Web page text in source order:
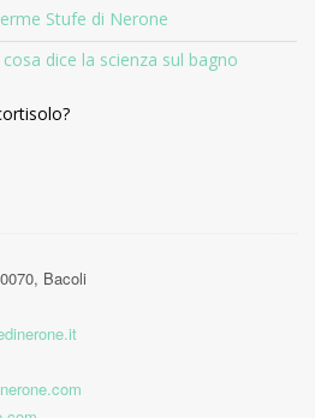
Stufe di Nerone
dice la scienza sul bagno
Bacoli